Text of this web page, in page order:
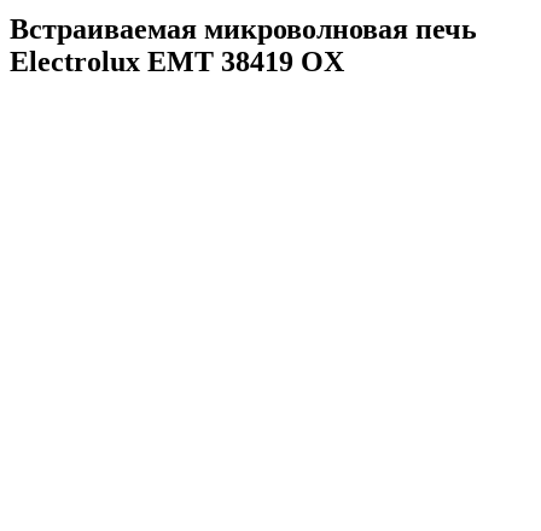
Встраиваемая микроволновая печь
Electrolux EMT 38419 OX